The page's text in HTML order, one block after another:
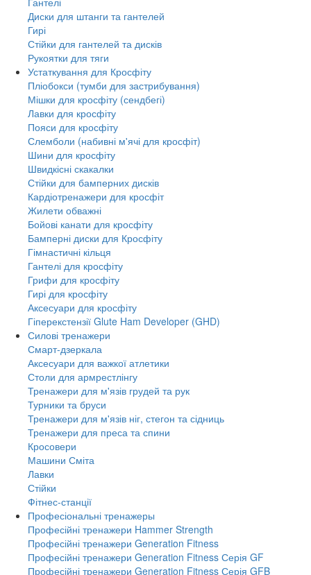
Диски для штанги та гантелей
Гирі
Стійки для гантелей та дисків
Рукоятки для тяги
Устаткування для Кросфіту
Пліобокси (тумби для застрибування)
Мішки для кросфіту (сендбегі)
Лавки для кросфіту
Пояси для кросфіту
Слемболи (набивні м'ячі для кросфіт)
Шини для кросфіту
Швидкісні скакалки
Стійки для бамперних дисків
Кардіотренажери для кросфіт
Жилети обважні
Бойові канати для кросфіту
Бамперні диски для Кросфіту
Гімнастичні кільця
Гантелі для кросфіту
Грифи для кросфіту
Гирі для кросфіту
Аксесуари для кросфіту
Гіперекстензії Glute Ham Developer (GHD)
Силові тренажери
Смарт-дзеркала
Аксесуари для важкої атлетики
Столи для армрестлінгу
Тренажери для м'язів грудей та рук
Турники та бруси
Тренажери для м'язів ніг, стегон та сідниць
Тренажери для преса та спини
Кросовери
Машини Сміта
Лавки
Стійки
Фітнес-станції
Професіональні тренажеры
Професійні тренажери Hammer Strength
Професійні тренажери Generation Fitness
Професійні тренажери Generation Fitness Серія GF
Професійні тренажери Generation Fitness Серія GFB